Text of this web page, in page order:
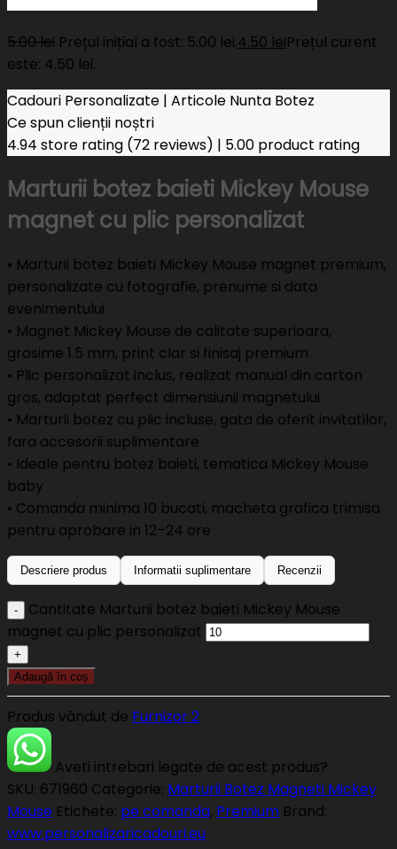
5.00lei Prețul inițial a fost: 5.00 lei.4.50 leiPrețul curent
este: 4.50 lei.
Cadouri Personalizate | Articole Nunta Botez
Ce spun clienții noștri
4.94 store rating (72 reviews) | 5.00 product rating
Marturii botez baieti Mickey Mouse
magnet cu plic personalizat
• Marturii botez baieti Mickey Mouse magnet premium,
personalizate cu fotografie, prenume si data
evenimentului
• Magnet Mickey Mouse de calitate superioara,
grosime 1.5 mm, print clar si finisaj premium
• Plic personalizat inclus, realizat manual din carton
gros, adaptat perfect dimensiunii magnetului
• Marturii botez cu plic incluse, gata de oferit invitatilor,
fara accesorii suplimentare
• Ideale pentru botez baieti, tematica Mickey Mouse
baby
• Comanda minima 10 bucati, macheta grafica trimisa
pentru aprobare in 12–24 ore
Descriere produs Informatii suplimentare Recenzii
Cantitate Marturii botez baieti Mickey Mouse
magnet cu plic personalizat
Adaugă în coș
Produs vândut de Furnizor 2
Aveti intrebari legate de acest produs?
SKU: 671960 Categorie: Marturii Botez Magneti Mickey
Mouse Etichete: pe comanda, Premium Brand:
www.personalizaricadouri.eu